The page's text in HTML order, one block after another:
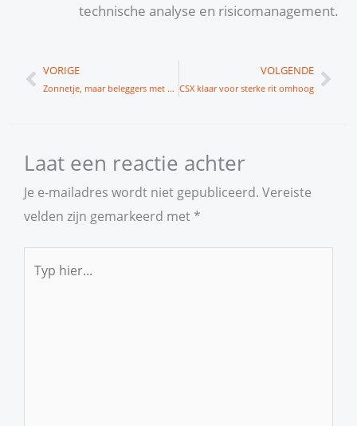
technische analyse en risicomanagement.
Vorige
VORIGE
Zonnetje, maar beleggers met paraplu
VOLGENDE
CSX klaar voor sterke rit omhoog
Laat een reactie achter
Je e-mailadres wordt niet gepubliceerd. Vereiste
velden zijn gemarkeerd met *
hier...